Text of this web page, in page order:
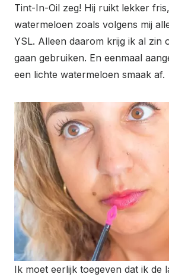
Tint-In-Oil zeg! Hij ruikt lekker
watermeloen zoals volgens mij
YSL. Alleen daarom krijg ik al zin
gaan gebruiken. En eenmaal
een lichte watermeloen smaak af.
Ik moet eerlijk toegeven dat ik de